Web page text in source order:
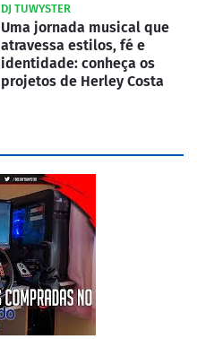
DJ TUWYSTER
Uma jornada musical que
atravessa estilos, fé e
identidade: conheça os
projetos de Herley Costa